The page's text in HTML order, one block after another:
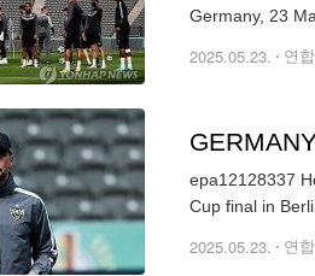
Germany, 23
2025.05.23. 연
epa12128337
Cup final in
2025.05.23. 연